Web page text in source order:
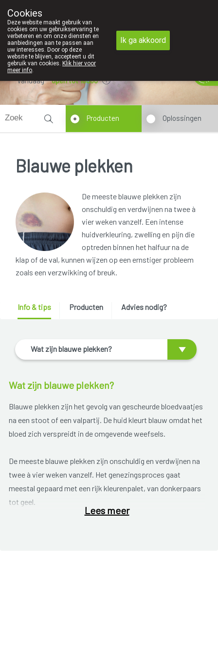
011/34 04 04
Vandaag open tot 18u00
Producten Oplossingen
Blauwe plekken
De meeste blauwe plekken zijn
onschuldig en verdwijnen na twee à
vier weken vanzelf. Een intense
huidverkleuring, zwelling en pijn die
optreden binnen het halfuur na de
klap of de val, kunnen wijzen op een ernstiger probleem
zoals een verzwikking of breuk.
Info & tips Producten Advies nodig?
Wat zijn blauwe plekken?
Wat zijn blauwe plekken?
Blauwe plekken zijn het gevolg van gescheurde bloedvaatjes
na een stoot of een valpartij. De huid kleurt blauw omdat het
bloed zich verspreidt in de omgevende weefsels.
De meeste blauwe plekken zijn onschuldig en verdwijnen na
twee à vier weken vanzelf. Het genezingsproces gaat
meestal gepaard met een rijk kleurenpalet, van donkerpaars
tot geel.
Lees meer
Cookies
Deze website maakt gebruik van
cookies om uw gebruikservaring te
verbeteren en om onze diensten en
aanbiedingen aan te passen aan
uw interesses. Door op deze
website te blijven, accepteert u dit
gebruik van cookies. Klik hier voor
meer info.
Ik ga akkoord